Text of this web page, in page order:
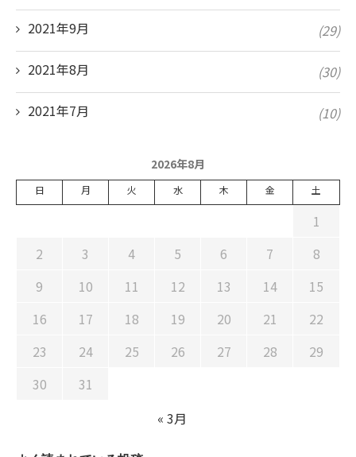
2021年9月 (29)
2021年8月 (30)
2021年7月 (10)
2026年8月
日 月 火 水 木 金 土
1
2
3 4 5 6 7
8
9
10 11 12 13 14
15
16
17 18 19 20 21
22
23
24 25 26 27 28
29
30
31
« 3月